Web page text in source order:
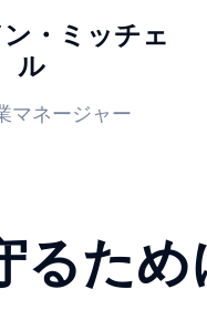
・ミッチェ
ル
マネージャー
るた